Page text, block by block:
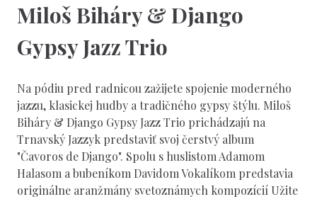
Miloš Biháry & Django
Gypsy Jazz Trio
Na pódiu pred radnicou zažijete spojenie moderného
jazzu, klasickej hudby a tradičného gypsy štýlu. Miloš
Biháry & Django Gypsy Jazz Trio prichádzajú na
Trnavský Jazzyk predstaviť svoj čerstvý album
"Čavoros de Django". Spolu s huslistom Adamom
Halasom a bubeníkom Davidom Vokalíkom predstavia
originálne aranžmány svetoznámych kompozícií Užite